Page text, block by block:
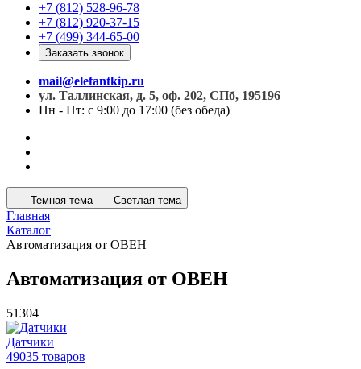
+7 (812) 528-96-78
+7 (812) 920-37-15
+7 (499) 344-65-00
Заказать звонок
mail@elefantkip.ru
ул. Таллинская, д. 5, оф. 202, СПб, 195196
Пн - Пт: с 9:00 до 17:00 (без обеда)
Темная тема Светлая тема
Главная
Каталог
Автоматизация от ОВЕН
Автоматизация от ОВЕН
51304
Датчики
49035 товаров